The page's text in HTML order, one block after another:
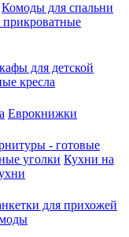
Комоды для спальни
для детской
кресла
Еврокнижки
- готовые
уголки Кухни на
для прихожей